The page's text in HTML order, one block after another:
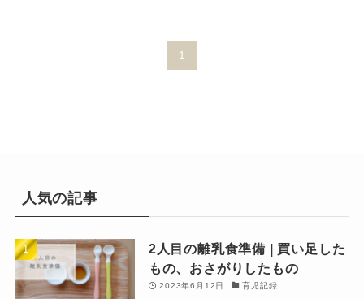
1
人気の記事
2人目の離乳食準備 | 買い足した
もの、おさがりしたもの
2023年6月12日 育児記録